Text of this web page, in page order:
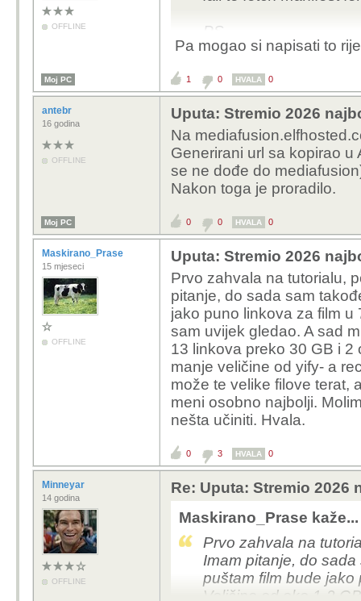
OFFLINE
PS
RIJEŠENO
Pa mogao si napisati to
Moj PC 1 0 HVALA 0
antebr
16 godina
OFFLINE
Uputa: Stremio 2026
Na
Generirani url sa kopirao
se ne dođe do
Nakon toga je proradilo.
Moj PC 0 0 HVALA 0
Maskirano_Prase
15 mjeseci
OFFLINE
Uputa: Stremio 2026
Prvo zahvala na tutorialu,
pitanje, do sada sam
jako puno linkova za film u
sam uvijek gledao. A sad
13 linkova preko 30 GB i
manje veličine od yify- a
može te velike filove terat,
meni osobno najbolji.
nešta učiniti. Hvala.
0 3 HVALA 0
Minneyar
14 godina
OFFLINE
Re: Uputa: Stremio 2026
Maskirano_Prase kaže...
Prvo zahvala na
Imam pitanje, do
puštam film bude jako
Veličine od oko 1-2